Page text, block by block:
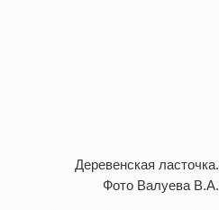
Деревенская ласточка.
Фото Валуева В.А.